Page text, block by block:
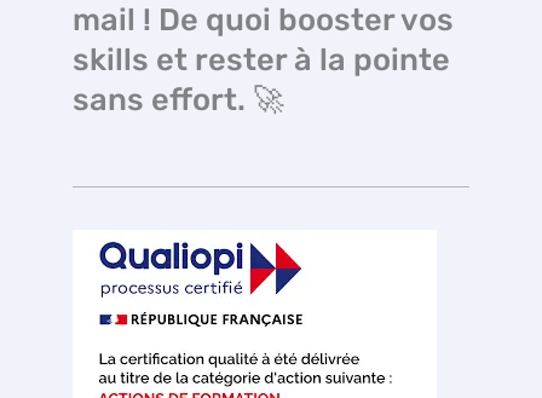
mail ! De quoi booster vos
skills et rester à la pointe
sans effort. 🚀